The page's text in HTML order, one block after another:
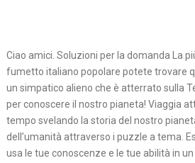
Ciao amici. Soluzioni per la domanda La
fumetto italiano popolare potete trovare
un simpatico alieno che è atterrato sulla
per conoscere il nostro pianeta! Viaggia
tempo svelando la storia del nostro
dell’umanità attraverso i puzzle a tema.
usa le tue conoscenze e le tue abilità in